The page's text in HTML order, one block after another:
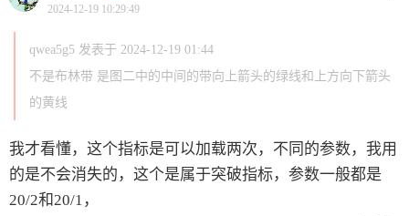
2024-12-19 10:29:49
qwea5g5 发表于 2024-12-19 01:44
不是布林带 是图二中的中间的带向上箭头的绿线和上方向下箭头
的黄线
我才看懂，这个指标是可以加载两次，不同的参数，我用
的是不会消失的，这个是属于突破指标，参数一般都是
20/2和20/1，